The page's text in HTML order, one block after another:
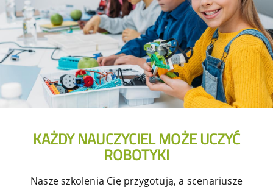
KAŻDY NAUCZYCIEL MOŻE UCZYĆ
ROBOTYKI
Nasze szkolenia Cię przygotują, a scenariusze